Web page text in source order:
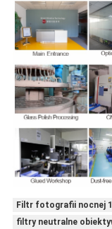
Filtr fotografii nocnej
filtry neutralne